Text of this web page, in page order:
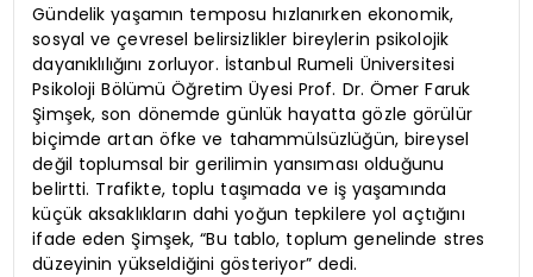
Gündelik yaşamın temposu hızlanırken ekonomik,
sosyal ve çevresel belirsizlikler bireylerin psikolojik
dayanıklılığını zorluyor. İstanbul Rumeli Üniversitesi
Psikoloji Bölümü Öğretim Üyesi Prof. Dr. Ömer Faruk
Şimşek, son dönemde günlük hayatta gözle görülür
biçimde artan öfke ve tahammülsüzlüğün, bireysel
değil toplumsal bir gerilimin yansıması olduğunu
belirtti. Trafikte, toplu taşımada ve iş yaşamında
küçük aksaklıkların dahi yoğun tepkilere yol açtığını
ifade eden Şimşek, “Bu tablo, toplum genelinde stres
düzeyinin yükseldiğini gösteriyor” dedi.